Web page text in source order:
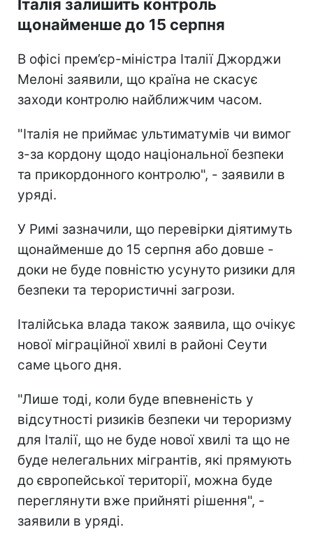
Італія залишить контроль
щонайменше до 15 серпня
В офісі прем’єр-міністра Італії Джорджи
Мелоні заявили, що країна не скасує
заходи контролю найближчим часом.
"Італія не приймає ультиматумів чи вимог
з-за кордону щодо національної безпеки
та прикордонного контролю", - заявили в
уряді.
У Римі зазначили, що перевірки діятимуть
щонайменше до 15 серпня або довше -
доки не буде повністю усунуто ризики для
безпеки та терористичні загрози.
Італійська влада також заявила, що очікує
нової міграційної хвилі в районі Сеути
саме цього дня.
"Лише тоді, коли буде впевненість у
відсутності ризиків безпеки чи тероризму
для Італії, що не буде нової хвилі та що не
буде нелегальних мігрантів, які прямують
до європейської території, можна буде
переглянути вже прийняті рішення", -
заявили в уряді.